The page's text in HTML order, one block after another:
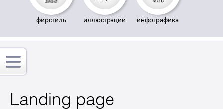
фирстиль иллюстрации инфографика
Landing page